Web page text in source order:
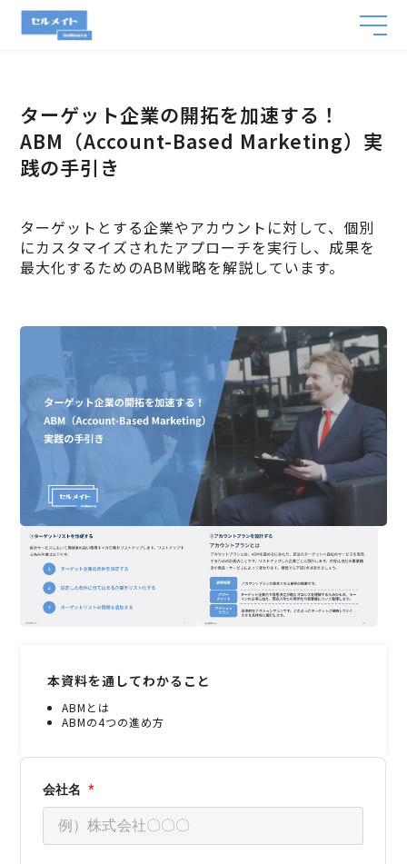
ターゲット企業の開拓を加速する！
ABM（Account-Based Marketing）実
践の手引き
ターゲットとする企業やアカウントに対して、個別
にカスタマイズされたアプローチを実行し、成果を
最大化するためのABM戦略を解説しています。
本資料を通してわかること
ABMとは
ABMの4つの進め方